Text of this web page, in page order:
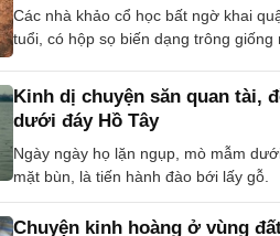
Các nhà khảo cổ học bất ngờ khai
tuổi, có hộp sọ biến dạng trông
Kinh dị chuyện săn quan tài,
dưới đáy Hồ Tây
Ngày ngày họ lặn ngụp, mò mẫm
mặt bùn, là tiến hành đào bới lấy gỗ.
Chuyện kinh hoàng ở vùng